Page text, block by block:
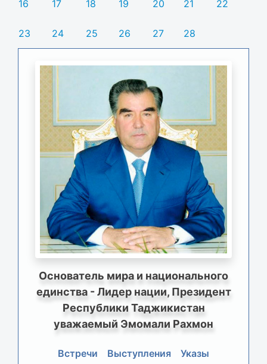
16 17 18 19 20 21 22
23 24 25 26 27 28
Основатель мира и национального
единства - Лидер нации, Президент
Республики Таджикистан
уважаемый Эмомали Рахмон
Встречи Выступления
Указы